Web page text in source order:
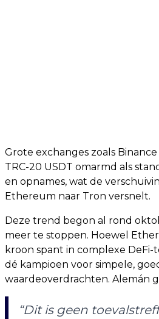
Grote exchanges zoals
TRC-20 USDT omarmd als
en opnames, wat de
Ethereum naar Tron versnelt.
Deze trend begon al rond
meer te stoppen. Hoewel
kroon spant in complexe DeFi-
dé kampioen voor simpele,
waardeoverdrachten. Alemán
“Dit is geen